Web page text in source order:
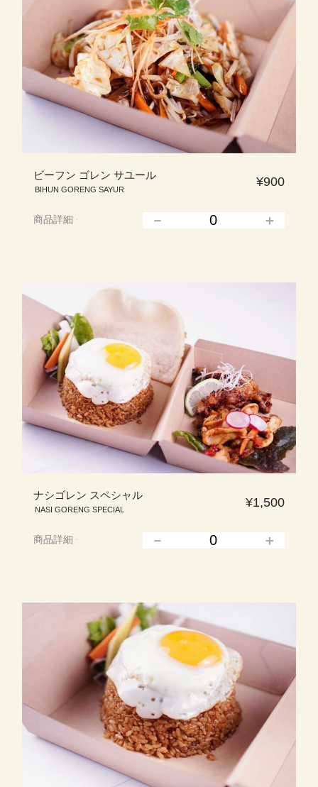
ビーフン ゴレン サユール
BIHUN GORENG SAYUR
¥900
商品詳細
ナシゴレン スペシャル
NASI GORENG SPECIAL
¥1,500
商品詳細